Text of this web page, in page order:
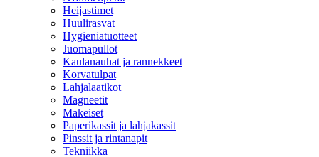
Heijastimet
Huulirasvat
Hygieniatuotteet
Juomapullot
Kaulanauhat ja rannekkeet
Korvatulpat
Lahjalaatikot
Magneetit
Makeiset
Paperikassit ja lahjakassit
Pinssit ja rintanapit
Tekniikka